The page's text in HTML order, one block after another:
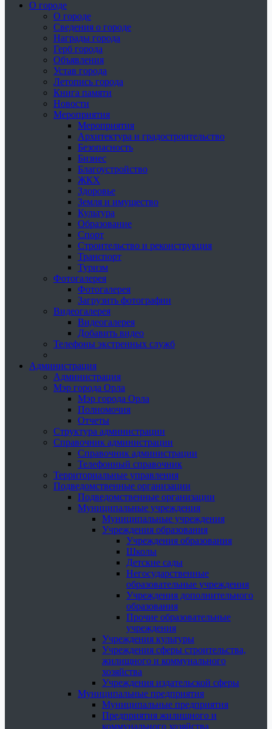
О городе
О городе
Сведения о городе
Награды города
Герб города
Объявления
Устав города
Летопись города
Книга памяти
Новости
Мероприятия
Мероприятия
Архитектура и градостроительство
Безопасность
Бизнес
Благоустройство
ЖКХ
Здоровье
Земля и имущество
Культура
Образование
Спорт
Строительство и реконструкция
Транспорт
Туризм
Фотогалерея
Фотогалерея
Загрузить фотографии
Видеогалерея
Видеогалерея
Добавить видео
Телефоны экстренных служб
Администрация
Администрация
Мэр города Орла
Мэр города Орла
Полномочия
Отчеты
Структура администрации
Справочник администрации
Справочник администрации
Телефонный справочник
Территориальные управления
Подведомственные организации
Подведомственные организации
Муниципальные учреждения
Муниципальные учреждения
Учреждения образования
Учреждения образования
Школы
Детские сады
Негосударственные
образовательные учреждения
Учреждения дополнительного
образования
Прочие образовательные
учреждения
Учреждения культуры
Учреждения сферы строительства,
жилищного и коммунального
хозяйства
Учреждения издательской сферы
Муниципальные предприятия
Муниципальные предприятия
Предприятия жилищного и
коммунального хозяйства